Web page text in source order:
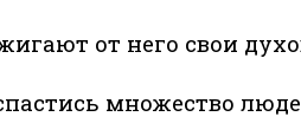
от него свои
множество